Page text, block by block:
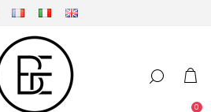
0